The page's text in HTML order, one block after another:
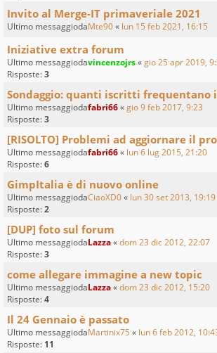
Invito al Merge-IT primaveriale 2021
Ultimo messaggiodaMte90« lun 15 feb 2021, 16:15
Iniziative extra forum
Ultimo messaggiodavincenzojrs«gio 25 apr 2019,
Risposte:3
Sondaggio: quanti iscritti frequentano
Ultimo messaggiodafabri66«gio 9 feb 2017, 9:23
Risposte:3
[RISOLTO] Problemi ad aggiornare il
Ultimo messaggiodafabri66« lun 6 lug 2015, 21:20
Risposte:6
GimpItalia è di nuovo online
Ultimo messaggiodaCiaoXD0« lun 30 set 2013, 19:19
Risposte:2
[DUP] foto sul forum
Ultimo messaggiodaLazza«dom 23 dic 2012, 22:07
Risposte:3
come allegare immagine a new topic
Ultimo messaggiodaLazza«dom 23 dic 2012, 15:20
Risposte:4
Il 24 Gennaio è passato
Ultimo messaggiodaMartinix75 « lun 6 feb 2012,
Risposte: 11